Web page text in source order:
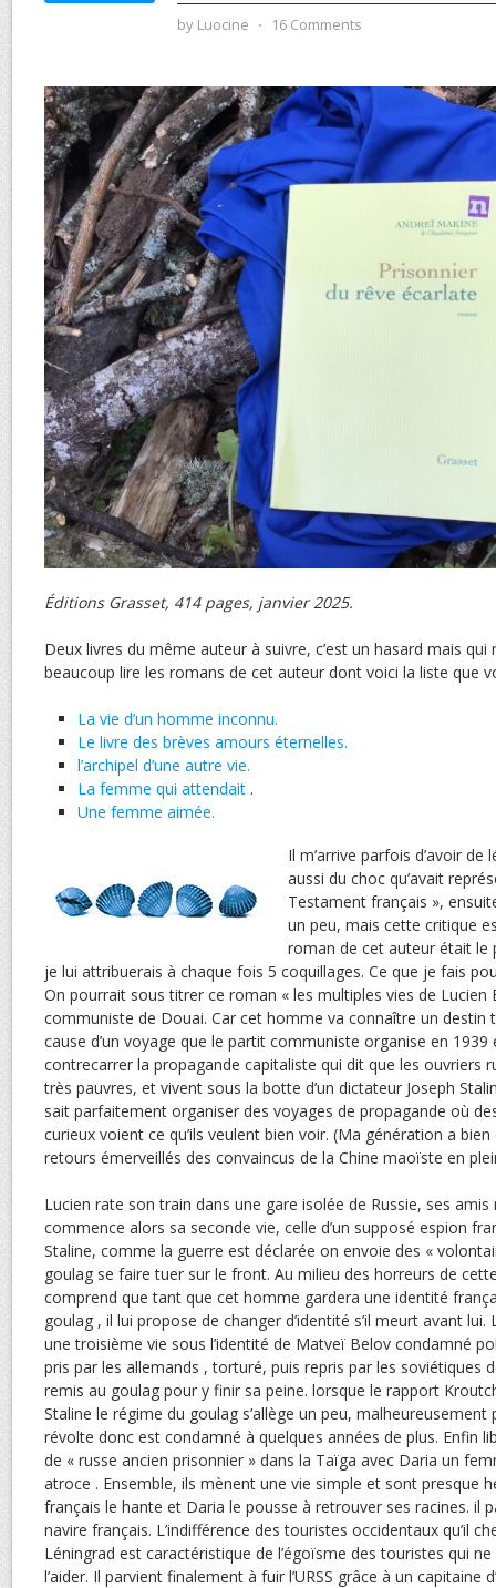
by Luocine ⋅ 16 Comments
Éditions Grasset, 414 pages, janvier 2025.
Deux livres du même auteur à suivre, c’est un hasard mais qui
beaucoup lire les romans de cet auteur dont voici la liste que
La vie d’un homme inconnu.
Le livre des brèves amours éternelles.
l’archipel d’une autre vie.
La femme qui attendait .
Une femme aimée.
Il m’arrive parfois d’avoir
aussi du choc qu’avait
Testament français »,
un peu, mais cette critique
roman de cet auteur était le
je lui attribuerais à chaque fois 5 coquillages. Ce que je fais
On pourrait sous titrer ce roman « les multiples vies de Lucien
communiste de Douai. Car cet homme va connaître un destin
cause d’un voyage que le partit communiste organise en 1939
contrecarrer la propagande capitaliste qui dit que les ouvriers
très pauvres, et vivent sous la botte d’un dictateur Joseph
sait parfaitement organiser des voyages de propagande où
curieux voient ce qu’ils veulent bien voir. (Ma génération a
retours émerveillés des convaincus de la Chine maoïste en
Lucien rate son train dans une gare isolée de Russie, ses
commence alors sa seconde vie, celle d’un supposé espion
Staline, comme la guerre est déclarée on envoie des «
goulag se faire tuer sur le front. Au milieu des horreurs de
comprend que tant que cet homme gardera une identité
goulag , il lui propose de changer d’identité s’il meurt avant
une troisième vie sous l’identité de Matveï Belov condamné
pris par les allemands , torturé, puis repris par les soviétiques
remis au goulag pour y finir sa peine. lorsque le rapport
Staline le régime du goulag s’allège un peu,
révolte donc est condamné à quelques années de plus. Enfin
de « russe ancien prisonnier » dans la Taïga avec Daria un
atroce . Ensemble, ils mènent une vie simple et sont presque
français le hante et Daria le pousse à retrouver ses racines. il
navire français. L’indifférence des touristes occidentaux qu’il
Léningrad est caractéristique de l’égoïsme des touristes qui
l’aider. Il parvient finalement à fuir l’URSS grâce à un capitaine